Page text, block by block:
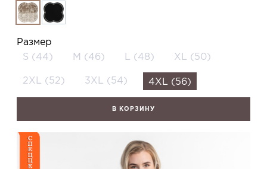
Размер
S (44)
M (46) L (48) XL (50)
2XL (52) 3XL (54) 4XL (56)
В КОРЗИНУ